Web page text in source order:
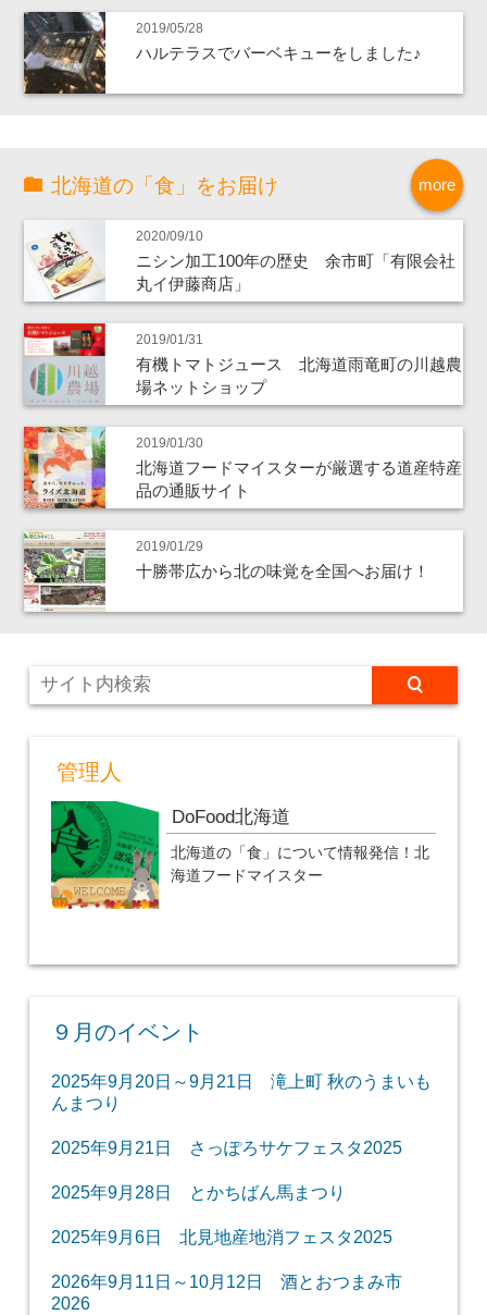
2019/05/28
ハルテラスでバーベキューをしました♪
more
北海道の「食」をお届け
2020/09/10
ニシン加工100年の歴史 余市町「有限会社
丸イ伊藤商店」
2019/01/31
有機トマトジュース 北海道雨竜町の川越農
場ネットショップ
2019/01/30
北海道フードマイスターが厳選する道産特産
品の通販サイト
2019/01/29
十勝帯広から北の味覚を全国へお届け！
管理人
DoFood北海道
北海道の「食」について情報発信！北
海道フードマイスター
９月のイベント
2025年9月20日～9月21日 滝上町 秋のうまいも
んまつり
2025年9月21日 さっぽろサケフェスタ2025
2025年9月28日 とかちばん馬まつり
2025年9月6日 北見地産地消フェスタ2025
2026年9月11日～10月12日 酒とおつまみ市
2026